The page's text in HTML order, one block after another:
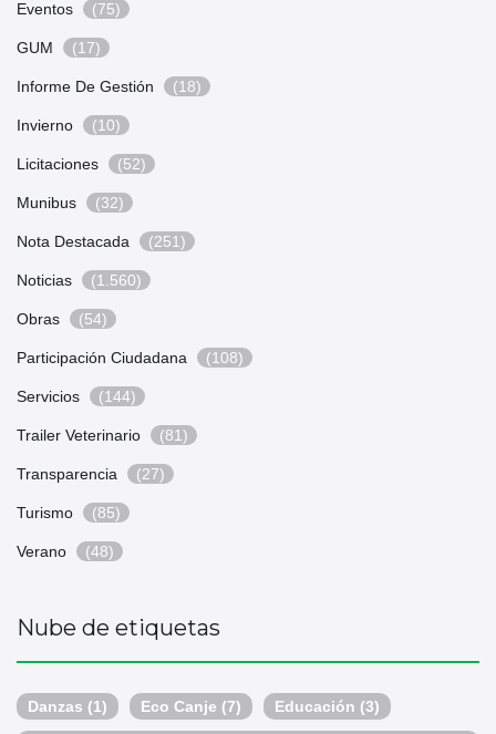
Eventos (75)
GUM (17)
Informe De Gestión (18)
Invierno (10)
Licitaciones (52)
Munibus (32)
Nota Destacada (251)
Noticias (1.560)
Obras (54)
Participación Ciudadana (108)
Servicios (144)
Trailer Veterinario (81)
Transparencia (27)
Turismo (85)
Verano (48)
Nube de etiquetas
Danzas (1) Eco Canje (7) Educación (3)